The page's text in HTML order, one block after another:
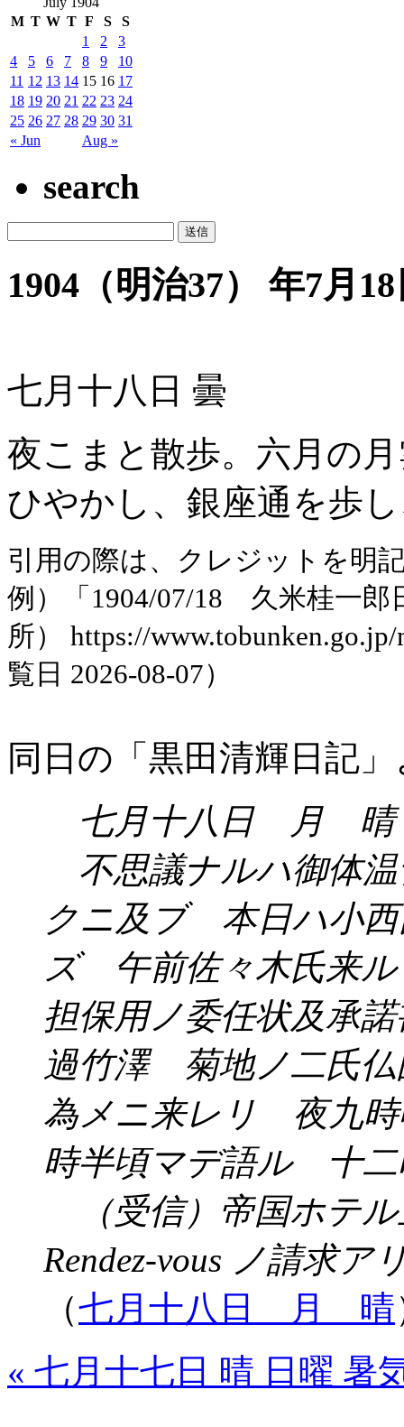
M T W T F S S
« Jun Aug »
1 2
3
4
5 6 7 8 9
10
11 12 13 14 15 16 17
18 19 20 21 22 23 24
25 26 27 28 29 30 31
search
1904（明治37） 年7月
七月十八日 曇
夜こまと散歩。六月の
ひやかし、銀座通を歩
引用の際は、クレジットを明
例）「1904/07/18 久米桂一郎
所） https://
覧日 2026-08-07）
同日の「黒田清輝日記
七月十八日 月 晴
不思議ナルハ御体
クニ及ブ 本日ハ小
ズ 午前佐々木氏来
担保用ノ委任状及承
過竹澤 菊地ノ二氏仏
為メニ来レリ 夜九時
時半頃マデ語ル 十二
（受信）帝国ホテ
Rendez-vous ノ請求
（七月十八日 月 晴
« 七月十七日 晴 日曜 暑